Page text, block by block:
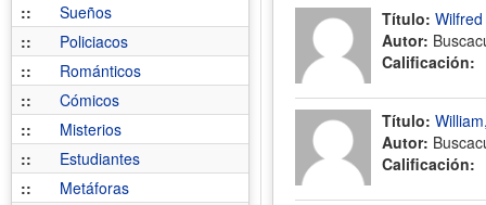
::
Sueños
::
Policiacos
::
Románticos
::
Cómicos
::
Misterios
::
Estudiantes
::
Metáforas
Título:
Autor:
Calificación:
Título:
Autor:
Calificación: